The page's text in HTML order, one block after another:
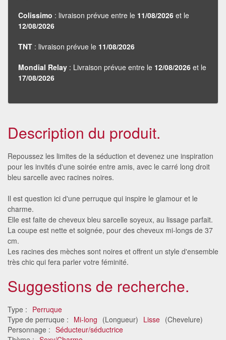
Colissimo : livraison prévue entre le 11/08/2026 et le
12/08/2026
TNT : livraison prévue le 11/08/2026
Mondial Relay : Livraison prévue entre le 12/08/2026 et le
17/08/2026
Description du produit.
Repoussez les limites de la séduction et devenez une inspiration
pour les invités d'une soirée entre amis, avec le carré long droit
bleu sarcelle avec racines noires.
Il est question ici d'une perruque qui inspire le glamour et le
charme.
Elle est faite de cheveux bleu sarcelle soyeux, au lissage parfait.
La coupe est nette et soignée, pour des cheveux mi-longs de 37
cm.
Les racines des mèches sont noires et offrent un style d'ensemble
très chic qui fera parler votre féminité.
Suggestions de recherche.
Type : Perruque
Type de perruque : Mi-long (Longueur) Lisse (Chevelure)
Personnage : Séducteur/séductrice